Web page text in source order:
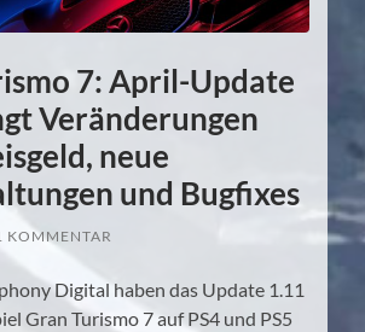
7: April-Update
Veränderungen
neue
und Bugfixes
KOMMENTAR
Digital haben das Update 1.11
Gran Turismo 7 auf PS4 und PS5